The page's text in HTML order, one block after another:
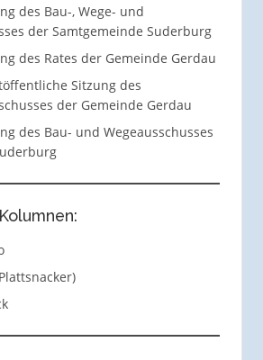
des Bau-, Wege- und
der Samtgemeinde Suderburg
des Rates der Gemeinde Gerdau
Sitzung des
der Gemeinde Gerdau
des Bau- und Wegeausschusses